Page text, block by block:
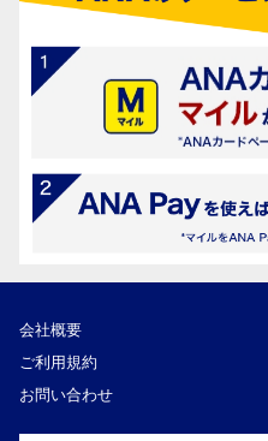
会社概要
ご利用規約
お問い合わせ